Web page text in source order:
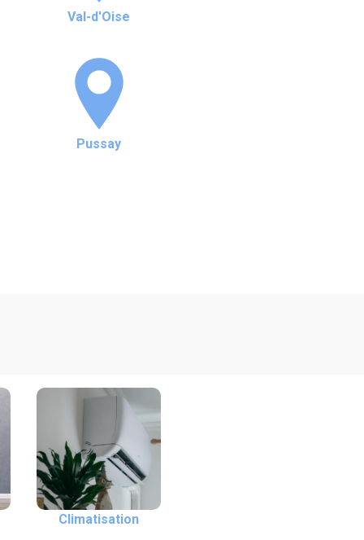
Val-d'Oise
Pussay
Climatisation